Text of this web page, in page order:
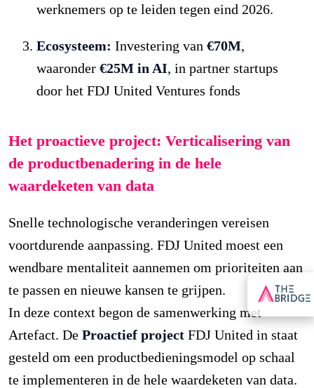
werknemers op te leiden tegen eind 2026.
Ecosysteem: Investering van€70M,
waaronder€25M in AI, in partner startups
door het FDJ United Ventures fonds
Het proactieve project: Verticalisering van
de productbenadering in de hele
waardeketen van data
Snelle technologische veranderingen vereisen
voortdurende aanpassing. FDJ United moest een
wendbare mentaliteit aannemen om prioriteiten aan
te passen en nieuwe kansen te grijpen.
In deze context begon de samenwerking met
Artefact. DeProactief project FDJ United in staat
gesteld om een productbedieningsmodel op schaal
te implementeren in de hele waardeketen van data.